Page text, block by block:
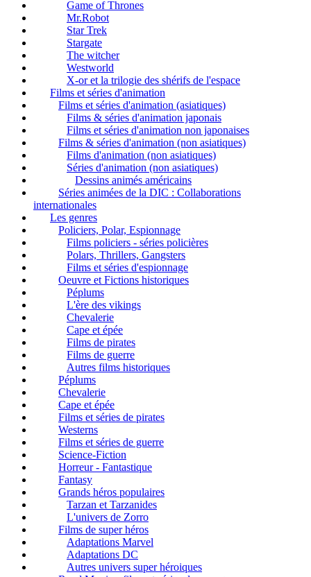
Game of Thrones
Mr.Robot
Star Trek
Stargate
The witcher
Westworld
X-or et la trilogie des shérifs de l'espace
Films et séries d'animation
Films et séries d'animation (asiatiques)
Films & séries d'animation japonais
Films et séries d'animation non japonaises
Films & séries d'animation (non asiatiques)
Films d'animation (non asiatiques)
Séries d'animation (non asiatiques)
Dessins animés américains
Séries animées de la DIC : Collaborations
internationales
Les genres
Policiers, Polar, Espionnage
Films policiers - séries policières
Polars, Thrillers, Gangsters
Films et séries d'espionnage
Oeuvre et Fictions historiques
Péplums
L'ère des vikings
Chevalerie
Cape et épée
Films de pirates
Films de guerre
Autres films historiques
Péplums
Chevalerie
Cape et épée
Films et séries de pirates
Westerns
Films et séries de guerre
Science-Fiction
Horreur - Fantastique
Fantasy
Grands héros populaires
Tarzan et Tarzanides
L'univers de Zorro
Films de super héros
Adaptations Marvel
Adaptations DC
Autres univers super héroiques